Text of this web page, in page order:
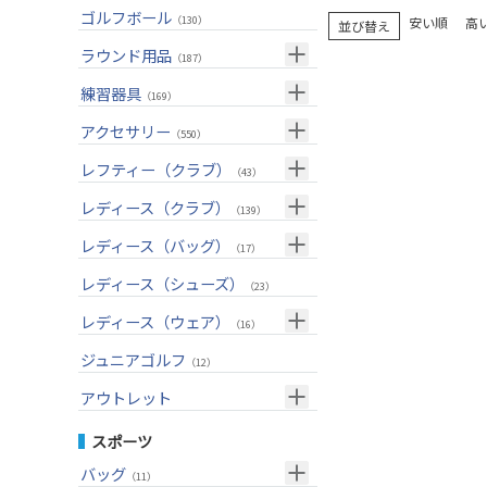
ウェッジ(右用)
パター(右用)
チッパー(右用)（13）
USモデル（59）
カスタム
トートバッグ
トップス（55）
ボトムス（26）
アウター
グローブ
その他
ゴルフボール （130）
ラウンド用品 （187）
GPSナビ（34）
距離測定器
（20）
ネームプレート
傘
練習器具 （169）
パターマット（28）
スイング練習器 （114）
アクセサリー （550）
ヘッドカバー（213）
シューズケース （7）
トラベルケース （20）
サングラス
ネックレス
その他
レフティー（クラブ） （43）
クラブセット(左用) （1）
ドライバー(左用)（4）
フェアウェイウッド(左用)
ウェッジ(左用)
パター(左用)
レディース（クラブ） （139）
クラブセット(女性用) （11）
ドライバー(女性用)（20）
フェアウェイウッド(女性用) （28）
ウェッジ(女性用)
レディース（バッグ） （17）
キャディバッグ （12）
クラブケース （2）
レディース（シューズ） （23）
レディース（ウェア） （16）
トップス（5）
レインウェア
ジュニアゴルフ （12）
アウトレット
クラブセット
ドライバー
スポーツ
バッグ （11）
並び替え 安い順 高